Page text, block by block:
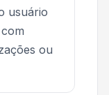
usuário
ou